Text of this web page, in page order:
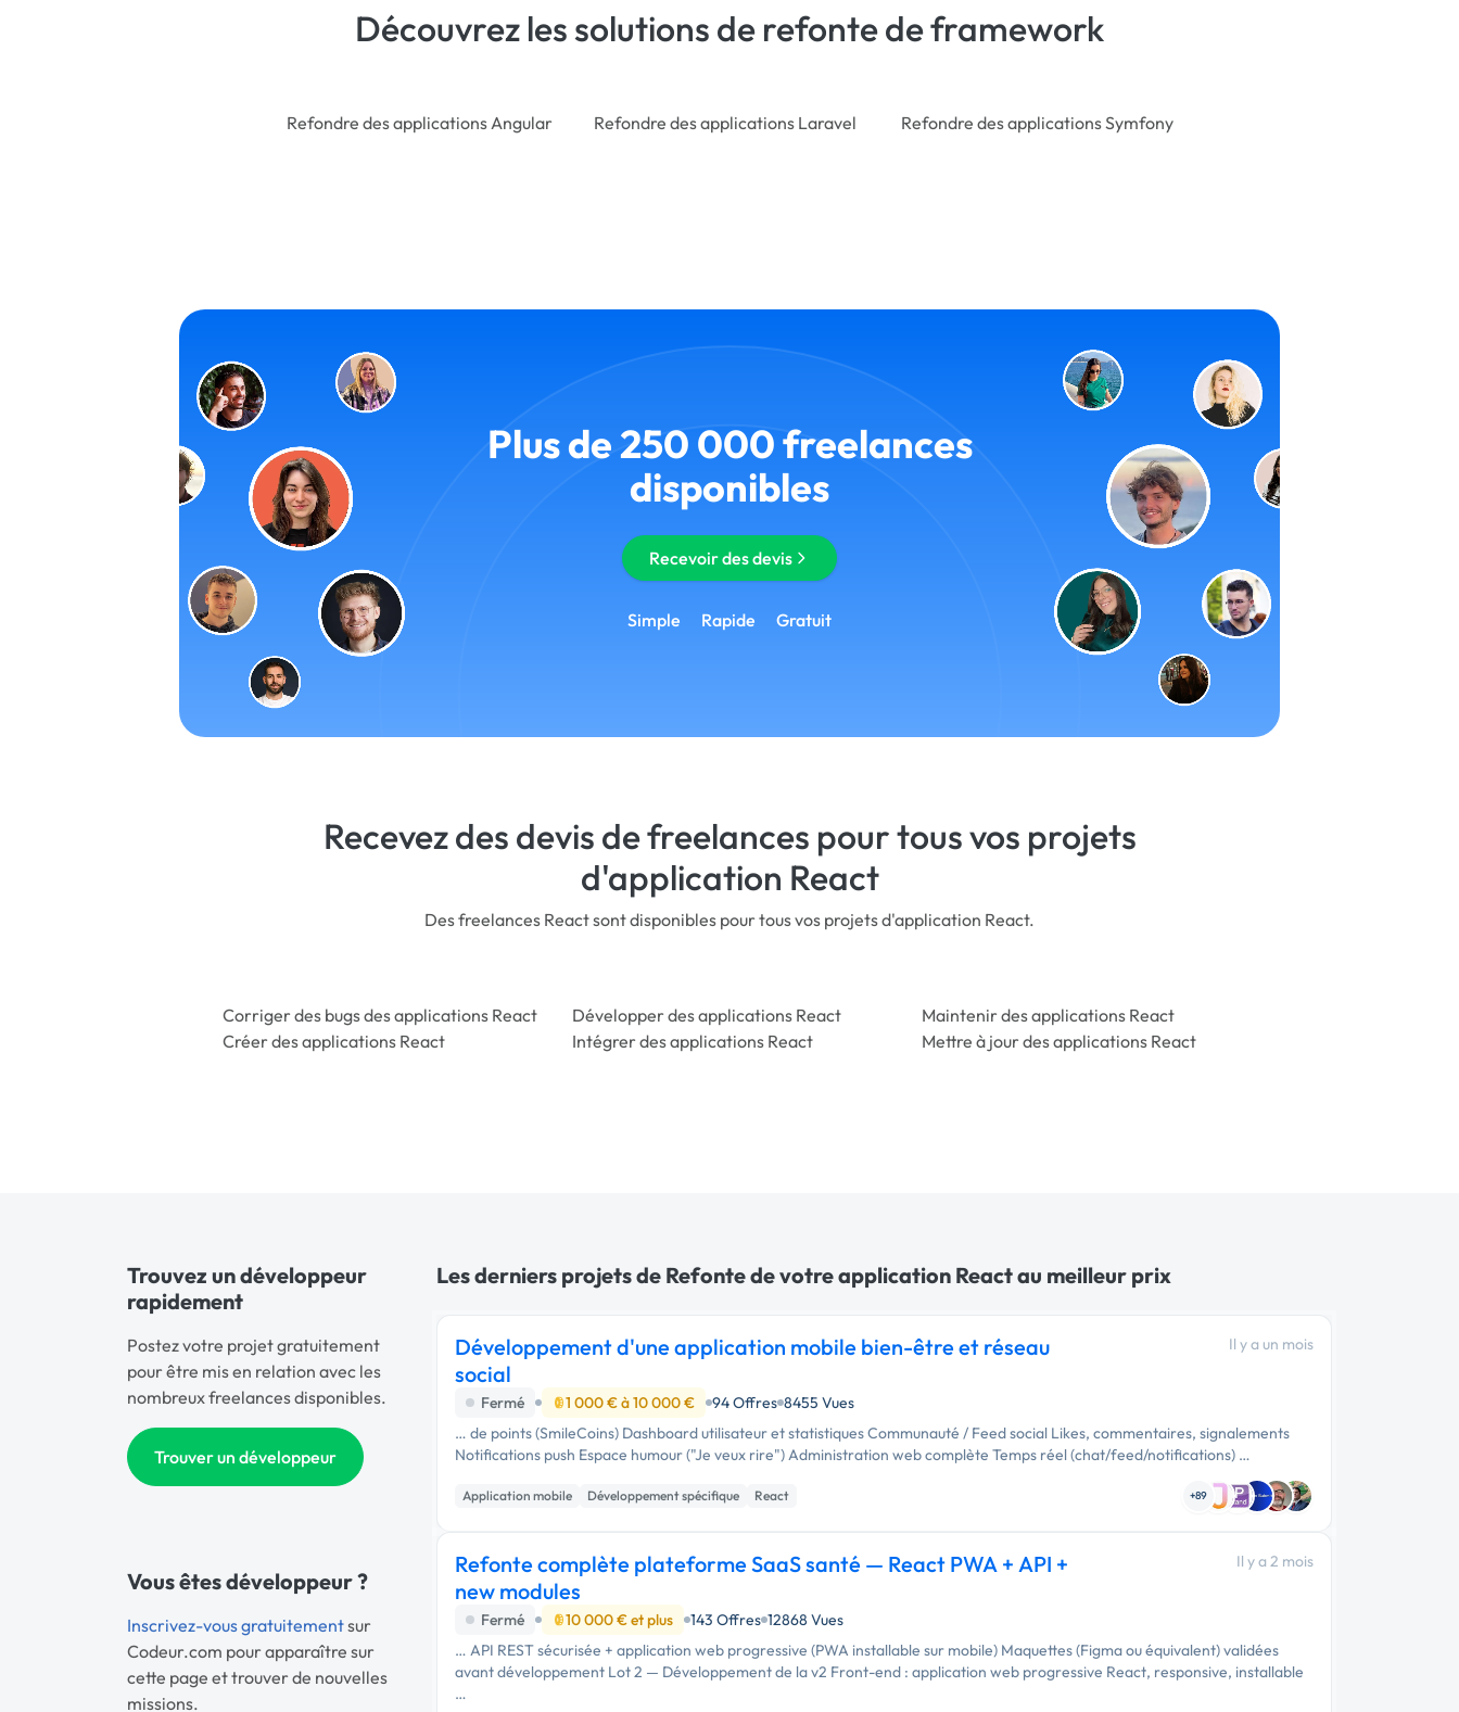
Découvrez les solutions de refonte de framework
Refondre des applications Angular Refondre des applications Laravel Refondre des applications Symfony
Plus de 250 000 freelances
disponibles
Recevoir des devis
Simple Rapide Gratuit
Recevez des devis de freelances pour tous vos projets
d'application React
Des freelances React sont disponibles pour tous vos projets d'application React.
Corriger des bugs des applications React
Créer des applications React
Développer des applications React
Intégrer des applications React
Maintenir des applications React
Mettre à jour des applications React
Trouvez un développeur
rapidement
Postez votre projet gratuitement
pour être mis en relation avec les
nombreux freelances disponibles.
Trouver un développeur
Vous êtes développeur ?
Inscrivez-vous gratuitementsur
Codeur.com pour apparaître sur
cette page et trouver de nouvelles
missions.
Les derniers projets de Refonte de votre application React au meilleur prix
Développement d'une application mobile bien-être et réseau
social
Il y a un mois
Fermé 1 000 € à 10 000 € 94 Offres 8455 Vues
… de points (SmileCoins) Dashboard utilisateur et statistiques Communauté / Feed social Likes, commentaires, signalements
Notifications push Espace humour ("Je veux rire") Administration web complète Temps réel (chat/feed/notifications) …
Application mobile Développement spécifique React +89
Refonte complète plateforme SaaS santé — React PWA + API +
new modules
Il y a 2 mois
Fermé 10 000 € et plus 143 Offres 12868 Vues
… API REST sécurisée + application web progressive (PWA installable sur mobile) Maquettes (Figma ou équivalent) validées
avant développement Lot 2 — Développement de la v2 Front-end : application web progressive React, responsive, installable
…